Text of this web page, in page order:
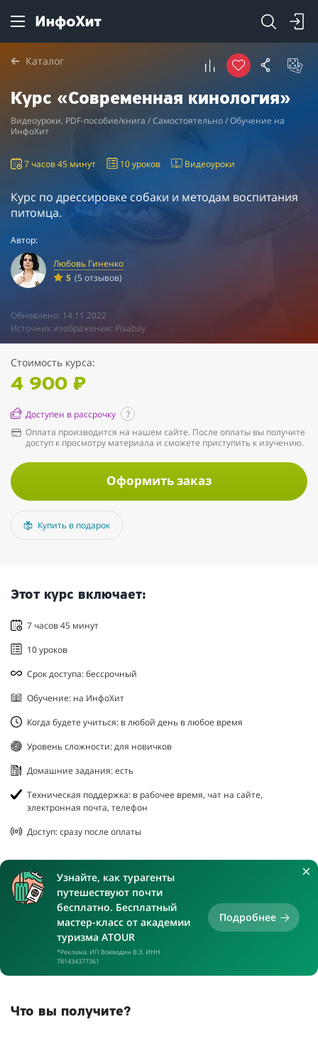
Каталог
Курс «Современная кинология»
Видеоуроки, PDF-пособие/книга / Самостоятельно / Обучение на
ИнфоХит
7 часов 45 минут 10 уроков Видеоуроки
Курс по дрессировке собаки и методам воспитания
питомца.
Автор:
Любовь Гиненко
5 (5 отзывов)
Обновлено: 14.11.2022
Источник изображения: Pixabay
Стоимость курса:
4 900 ₽
Доступен в рассрочку
?
Оплата производится на нашем сайте. После оплаты вы получите
доступ к просмотру материала и сможете приступить к изучению.
Оформить заказ
Купить в подарок
Этот курс включает:
7 часов 45 минут
10 уроков
Срок доступа: бессрочный
Обучение: на ИнфоХит
Когда будете учиться: в любой день в любое время
Уровень сложности: для новичков
Домашние задания: есть
Техническая поддержка: в рабочее время, чат на сайте,
электронная почта, телефон
Доступ: сразу после оплаты
Узнайте, как турагенты
путешествуют почти
бесплатно. Бесплатный
мастер-класс от академии
туризма ATOUR
*Реклама. ИП Воеводин В.Э. ИНН
781434377361
Подробнее
Что вы получите?